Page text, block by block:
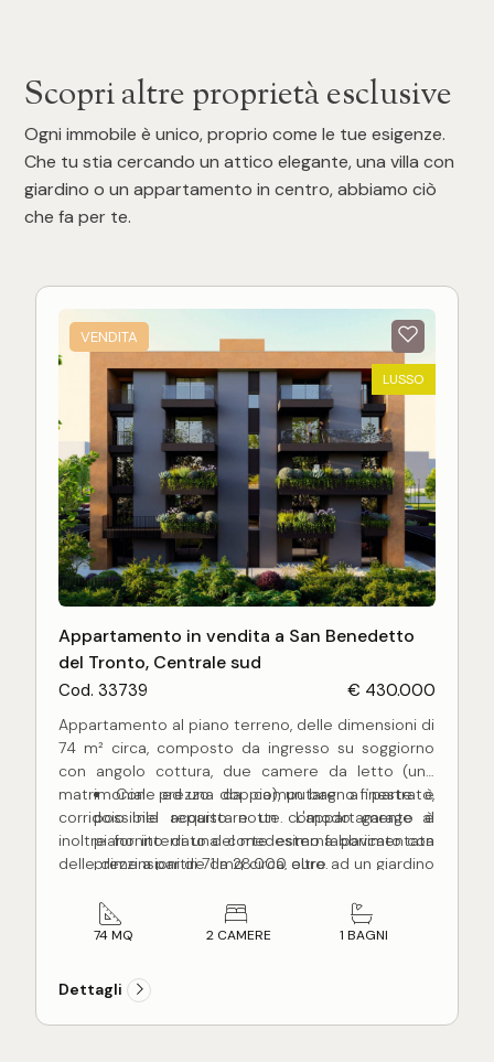
Scopri altre proprietà esclusive
Ogni immobile è unico, proprio come le tue esigenze.
Che tu stia cercando un attico elegante, una villa con
giardino o un appartamento in centro, abbiamo ciò
che fa per te.
VENDITA
LUSSO
Appartamento in vendita a San Benedetto
del Tronto, Centrale sud
Cod. 33739 € 430.000
Appartamento al piano terreno, delle dimensioni di
74 m² circa, composto da ingresso su soggiorno
con angolo cottura, due camere da letto (una
matrimoniale ed una doppia), un bagno finestrato,
corridoio nel reparto notte. L'appartamento è
inoltre fornito di una corte esterna pavimentata
delle dimensioni di 71 mq circa, oltre ad un giardino
oltre ad una fioriera di 20 mq circa.
L'appartamento, in corso di costruzione, sarà
dell'acquirente come e pavimentazioni in parquet
o Grace porcellanato, infissi in alluminio certificati,
impianto di riscaldamento a pavimento, impianto
Con prezzo da computare a parte è
possibile acquistare un comodo garage al
piano interrato del medesimo fabbricato con
prezzi a partire da 28.000 euro.
dell'acquirente.
74 MQ 2 CAMERE 1 BAGNI
Dettagli